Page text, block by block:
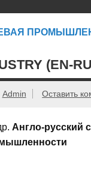
(EN-
Admin Оставить
Англо-русский